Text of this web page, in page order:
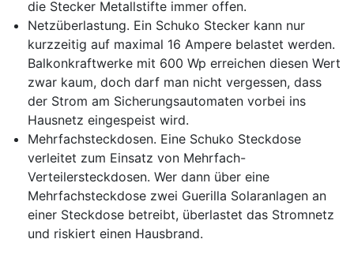
die Stecker Metallstifte immer offen.
Netzüberlastung. Ein Schuko Stecker kann nur
kurzzeitig auf maximal 16 Ampere belastet werden.
Balkonkraftwerke mit 600 Wp erreichen diesen Wert
zwar kaum, doch darf man nicht vergessen, dass
der Strom am Sicherungsautomaten vorbei ins
Hausnetz eingespeist wird.
Mehrfachsteckdosen. Eine Schuko Steckdose
verleitet zum Einsatz von Mehrfach-
Verteilersteckdosen. Wer dann über eine
Mehrfachsteckdose zwei Guerilla Solaranlagen an
einer Steckdose betreibt, überlastet das Stromnetz
und riskiert einen Hausbrand.